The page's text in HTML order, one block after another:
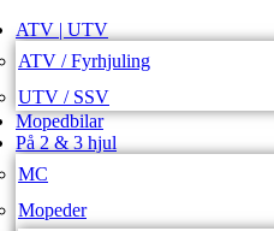
ATV | UTV
ATV / Fyrhjuling
UTV / SSV
Mopedbilar
På 2 & 3 hjul
MC
Mopeder